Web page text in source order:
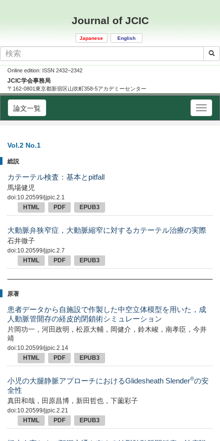
Journal of JCIC
Japanese English
Online edition: ISSN 2432–2342
JCIC学会事務局
〒162-0801東京都新宿区山吹町358-5アカデミーセンター
論文一覧
Vol.2 No.1
総説
カテーテル検査：基本とpitfall
馬場健児
doi:10.20599/jjpic.2.1
HTML
PDF EPUB3
大動脈弁狭窄症，大動脈縮窄に対するカテーテル治療の実際
石井徹子
doi:10.20599/jjpic.2.7
HTML
PDF EPUB3
原著
患者データから自施設で作製した中空立体模型を用いた，成
人動脈管開存の経皮的閉鎖術シミュレーション
片岡功一，河田政明，松原大輔，岡健介，鈴木峻，南孝臣，今井
靖
doi:10.20599/jjpic.2.14
HTML
PDF EPUB3
小児の大腿静脈アプローチにおけるGlidesheath Slender®の安
全性
真田和哉，田原昌博，新田哲也，下薗彩子
doi:10.20599/jjpic.2.21
HTML
PDF EPUB3